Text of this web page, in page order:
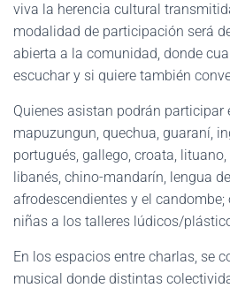
viva la herencia cultural
modalidad de participación será
abierta a la comunidad, donde
escuchar y si quiere también
Quienes asistan podrán participar
mapuzungun, quechua, guaraní,
portugués, gallego, croata,
libanés, chino-mandarín, lengua
afrodescendientes y el
niñas a los talleres lúdicos/
En los espacios entre charlas, se
musical donde distintas